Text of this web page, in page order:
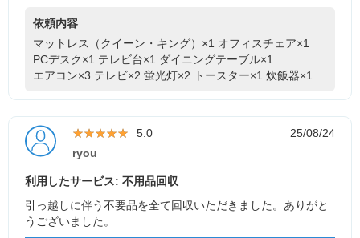
依頼内容
マットレス（クイーン・キング）×1 オフィスチェア×1
PCデスク×1 テレビ台×1 ダイニングテーブル×1
エアコン×3 テレビ×2 蛍光灯×2 トースター×1 炊飯器×1
★★★★★
★★★★★ 5.0
25/08/24
ryou
利用したサービス: 不用品回収
引っ越しに伴う不要品を全て回収いただきました。ありがと
うございました。